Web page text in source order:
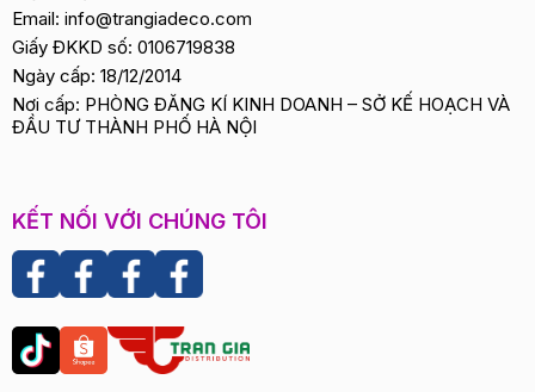
Email: info@trangiadeco.com
Giấy ĐKKD số: 0106719838
Ngày cấp: 18/12/2014
Nơi cấp: PHÒNG ĐĂNG KÍ KINH DOANH – SỞ KẾ HOẠCH VÀ
ĐẦU TƯ THÀNH PHỐ HÀ NỘI
KẾT NỐI VỚI CHÚNG TÔI